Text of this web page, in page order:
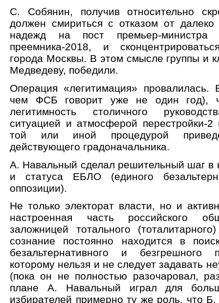
С. Собянин, получив относительно
должен смириться с отказом от
надежд на пост премьер-
преемника-2018, и
города Москвы. В этом смысле группы и
Медведеву, победили.
Операция «легитимация» провалилась.
чем ФСБ говорит уже не один год),
легитимность столичного
ситуацией и атмосферой перестройки-2
той или иной процедурой
действующего градоначальника.
А. Навальный сделал решительный шаг в
и статуса ЕБЛО (единого
оппозиции).
Не только электорат власти, но и
настроенная часть российского
заложницей тотального
сознание постоянно находится в
безальтернативного и безгрешного
которому нельзя и не следует задавать
(пока он не полностью разочаровал,
плане А. Навальный играл для
избирателей примерно ту же роль, что